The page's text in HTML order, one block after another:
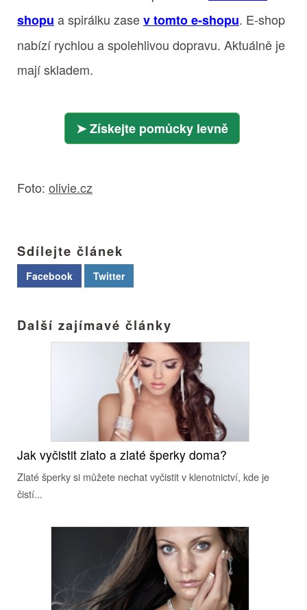
shopu a spirálku zasev tomto e-shopu. E-shop
nabízí rychlou a spolehlivou dopravu. Aktuálně je
mají skladem.
Získejte pomůcky levně
Foto: olivie.cz
Sdílejte článek
Facebook Twitter
Další zajímavé články
Jak vyčistit zlato a zlaté šperky doma?
Zlaté šperky si můžete nechat vyčistit v klenotnictví, kde je
čistí...